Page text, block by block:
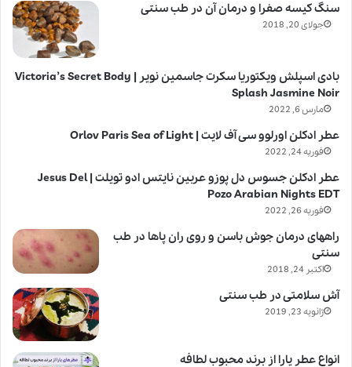
سنگ کیسه صفرا و درمان آن در طب سنتی
جولای 20, 2018
بادی اسپلش ویکتوریا سکرت جاسمین نویر | Victoria’s Secret Body
Splash Jasmine Noir
مارس 6, 2022
عطر ادکلن اورلوو سی آف لایت | Orlov Paris Sea of Light
فوریه 24, 2022
عطر ادکلن جسوس دل پوزو عربین نایتس ادو تویلت | Jesus Del
Pozo Arabian Nights EDT
فوریه 26, 2022
راههای درمان جوش باسن و روی ران پاها در طب
سنتی
اکتبر 24, 2018
آش سلامتی در طب سنتی
ژانویه 23, 2019
انواع عطر یارا از برند محبوب لطافه